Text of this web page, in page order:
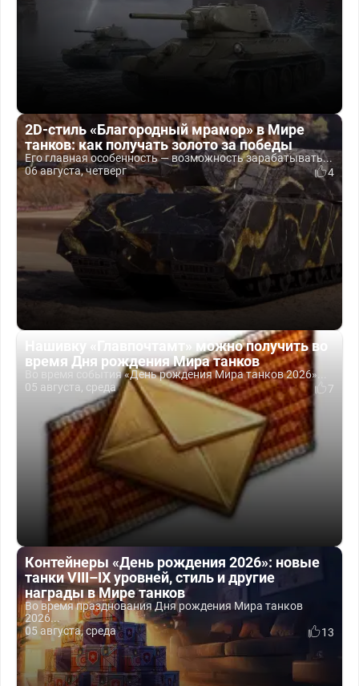
2D-стиль «Благородный мрамор» в Мире
танков: как получать золото за победы
Его главная особенность — возможность зарабатывать...
06 августа, четверг
4
Нашивку «Главпочтамт» можно получить во
время Дня рождения Мира танков
Во время события «День рождения Мира танков 2026»...
05 августа, среда
7
Контейнеры «День рождения 2026»: новые
танки VIII–IX уровней, стиль и другие
награды в Мире танков
Во время празднования Дня рождения Мира танков
2026...
05 августа, среда
13